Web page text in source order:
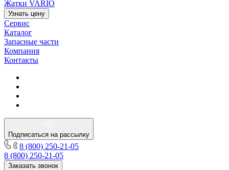
Жатки VARIO
Узнать цену
Сервис
Каталог
Запасные части
Компания
Контакты
Подписаться на рассылку
8 (800) 250-21-05
8 (800) 250-21-05
Заказать звонок